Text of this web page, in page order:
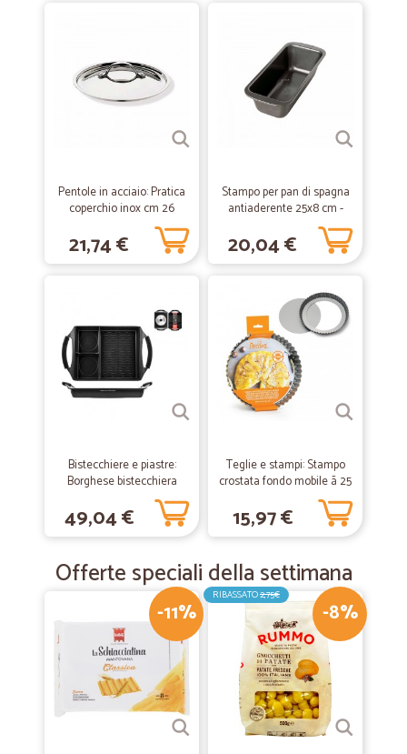
—Media srl S.
Ordinare e' semplice e veloce
24/05/2020
Andrea B.
Puntuali organizzati
— Angelo F.
È efficiente!!!
È efficiente!!!! la consegna veloce e si possono trovare tutti i prodotti!!!!
La cosa bella è che si può pagare in contrassegno.
16/12/2018
— Massimo M.
Tutto perfetto. Consegna veloce e accurata con imballo adeguato.
Nei tempi indicati. Complimenti.
Pentole in acciaio: Pratica
coperchio inox cm 26
21,74 €
Stampo per pan di spagna
antiaderente 25x8 cm -
20,04 €
Bistecchiere e piastre:
Borghese bistecchiera
antiaderente essential
30x25 cm
49,04 €
Teglie e stampi: Stampo
crostata fondo mobile ã 25
15,97 €
Offerte speciali della settimana
-11% -8%
RIBASSATO2,75€